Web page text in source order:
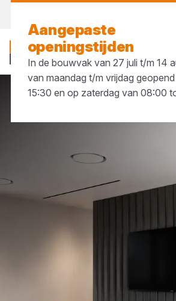
Aangepaste
openingstijden
In de bouwvak van 27 juli t/m 14
van maandag t/m vrijdag
15:30 en op zaterdag van 08:00